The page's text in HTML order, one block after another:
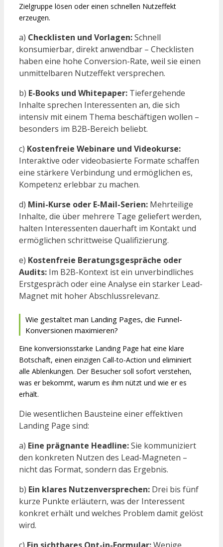
Zielgruppe lösen oder einen schnellen Nutzeffekt
erzeugen.
a) Checklisten und Vorlagen:Schnell
konsumierbar, direkt anwendbar – Checklisten
haben eine hohe Conversion-Rate, weil sie einen
unmittelbaren Nutzeffekt versprechen.
b) E-Books und Whitepaper: Tiefergehende
Inhalte sprechen Interessenten an, die sich
intensiv mit einem Thema beschäftigen wollen –
besonders im B2B-Bereich beliebt.
c) Kostenfreie Webinare und Videokurse:
Interaktive oder videobasierte Formate schaffen
eine stärkere Verbindung und ermöglichen es,
Kompetenz erlebbar zu machen.
d) Mini-Kurse oder E-Mail-Serien: Mehrteilige
Inhalte, die über mehrere Tage geliefert werden,
halten Interessenten dauerhaft im Kontakt und
ermöglichen schrittweise Qualifizierung.
e) Kostenfreie Beratungsgespräche oder
Audits: Im B2B-Kontext ist ein unverbindliches
Erstgespräch oder eine Analyse ein starker Lead-
Magnet mit hoher Abschlussrelevanz.
Wie gestaltet man Landing Pages, die Funnel-
Konversionen maximieren?
Eine konversionsstarke Landing Page hat eine klare
Botschaft, einen einzigen Call-to-Action und eliminiert
alle Ablenkungen. Der Besucher soll sofort verstehen,
was er bekommt, warum es ihm nützt und wie er es
erhält.
Die wesentlichen Bausteine einer effektiven
Landing Page sind:
a) Eine prägnante Headline:Sie kommuniziert
den konkreten Nutzen des Lead-Magneten –
nicht das Format, sondern das Ergebnis.
b) Ein klares Nutzenversprechen: Drei bis fünf
kurze Punkte erläutern, was der Interessent
konkret erhält und welches Problem damit gelöst
wird.